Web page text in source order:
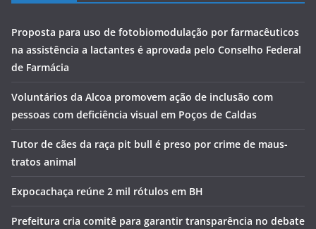
Proposta para uso de fotobiomodulação por farmacêuticos
na assistência a lactantes é aprovada pelo Conselho Federal
de Farmácia
Voluntários da Alcoa promovem ação de inclusão com
pessoas com deficiência visual em Poços de Caldas
Tutor de cães da raça pit bull é preso por crime de maus-
tratos animal
Expocachaça reúne 2 mil rótulos em BH
Prefeitura cria comitê para garantir transparência no debate